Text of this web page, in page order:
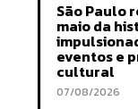
São Paulo
maio da
eventos e
cultural
07/08/2026